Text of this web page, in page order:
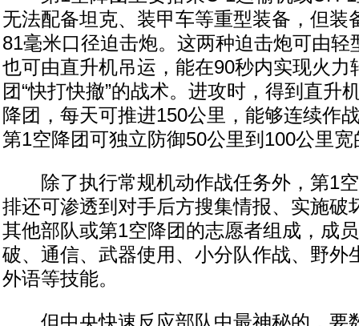
无法配备坦克、装甲车等重型装备，但装
81毫米口径迫击炮。这两种迫击炮可由轻
也可由直升机吊运，能在90秒内实现火力
团“快打快撤”的战术。进攻时，得到直升
降团，每天可推进150公里，能够连续作
第1空降团可独立防御50公里到100公里宽
除了执行常规机动作战任务外，第1空
排还可渗透到对手后方搜集情报、实施破
其他部队或第1空降团的志愿者组成，成
破、通信、武器使用、小分队作战、野外
外语等技能。